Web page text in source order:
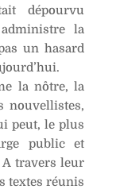
dépourvu
la
un hasard
la nôtre, la
nouvellistes,
peut, le plus
public et
A travers leur
textes réunis